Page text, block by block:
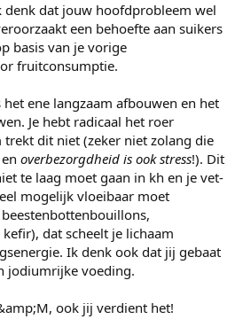
denk dat jouw hoofdprobleem wel
een behoefte aan suikers
basis van je vorige
fruitconsumptie.
ene langzaam afbouwen en het
Je hebt radicaal het roer
dit niet (zeker niet zolang die
overbezorgdheid is ook stress!). Dit
te laag moet gaan in kh en je vet-
mogelijk vloeibaar moet
dat scheelt je lichaam
Ik denk ook dat jij gebaat
jodiumrijke voeding.
ook jij verdient het!